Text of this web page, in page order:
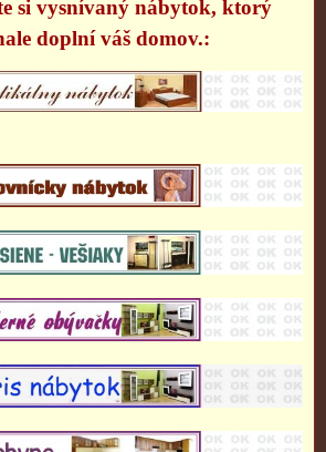
si vysnívaný nábytok, ktorý
doplní váš domov.: